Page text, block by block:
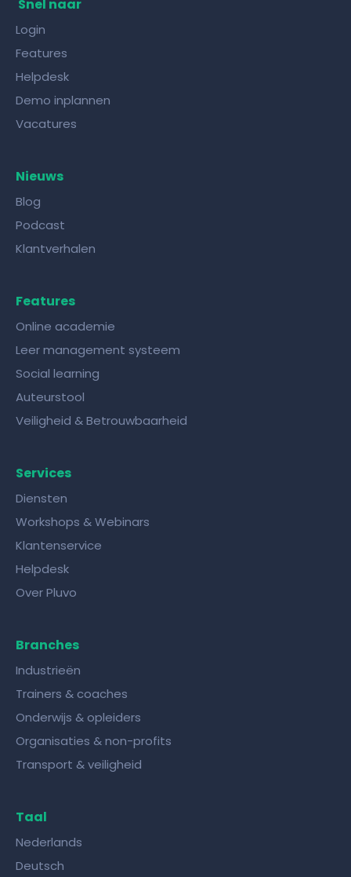
Snel naar
Login
Features
Helpdesk
Demo inplannen
Vacatures
Nieuws
Blog
Podcast
Klantverhalen
Features
Online academie
Leer management systeem
Social learning
Auteurstool
Veiligheid & Betrouwbaarheid
Services
Diensten
Workshops & Webinars
Klantenservice
Helpdesk
Over Pluvo
Branches
Industrieën
Trainers & coaches
Onderwijs & opleiders
Organisaties & non-profits
Transport & veiligheid
Taal
Nederlands
Deutsch